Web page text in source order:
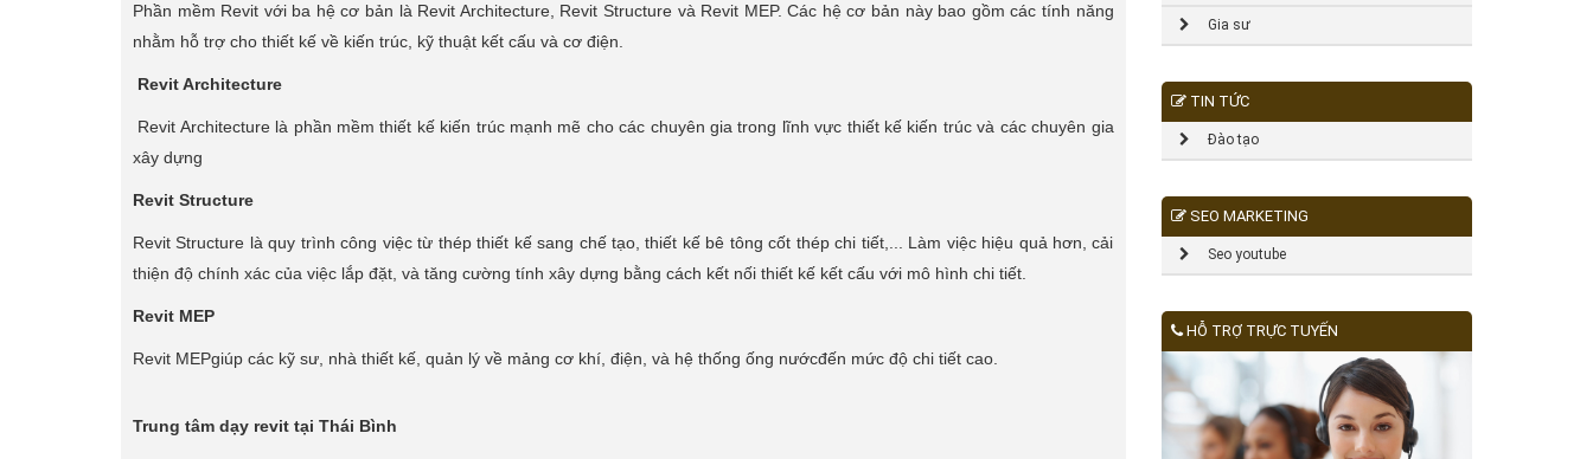
Phần mềm Revit với ba hệ cơ bản là Revit Architecture, Revit Structure và Revit MEP. Các hệ cơ bản này bao gồm các tính năng
nhằm hỗ trợ cho thiết kế về kiến trúc, kỹ thuật kết cấu và cơ điện.
Revit Architecture
Revit Architecture là phần mềm thiết kế kiến trúc mạnh mẽ cho các chuyên gia trong lĩnh vực thiết kế kiến trúc và các chuyên gia
xây dựng
Revit Structure
Revit Structure là quy trình công việc từ thép thiết kế sang chế tạo, thiết kế bê tông cốt thép chi tiết,... Làm việc hiệu quả hơn, cải
thiện độ chính xác của việc lắp đặt, và tăng cường tính xây dựng bằng cách kết nối thiết kế kết cấu với mô hình chi tiết.
Revit MEP
Revit MEPgiúp các kỹ sư, nhà thiết kế, quản lý về mảng cơ khí, điện, và hệ thống ống nướcđến mức độ chi tiết cao.
Trung tâm dạy revit tại Thái Bình
Gia sư
TIN TỨC
Đào tạo
SEO MARKETING
Seo youtube
HỖ TRỢ TRỰC TUYẾN